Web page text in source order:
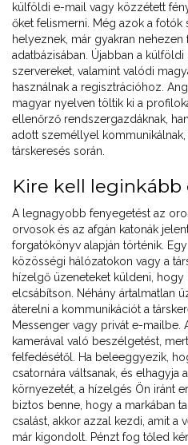
külföldi e-mail vagy közzétett
őket felismerni. Még azok a fotók
helyeznek, már gyakran
adatbázisában. Újabban a
szervereket, valamint valódi
használnak a regisztrációhoz.
magyar nyelven töltik ki a
ellenőrző rendszergazdáknak,
adott személlyel
társkeresés során.
Kire kell leginkább
A legnagyobb fenyegetést az
orvosok és az afgán katonák
forgatókönyv alapján történik.
közösségi hálózatokon vagy a
hízelgő üzeneteket küldeni,
elcsábítson. Néhány ártalmatlan
áterelni a kommunikációt a
Messenger vagy privát e-mailbe.
kamerával való beszélgetést,
felfedésétől. Ha beleeggyezik,
csatornára váltsanak, és elhagyja
környezetét, a hízelgés Ön iránt
biztos benne, hogy a markában
csalást, akkor azzal kezdi, amit a
már kigondolt. Pénzt fog tőled